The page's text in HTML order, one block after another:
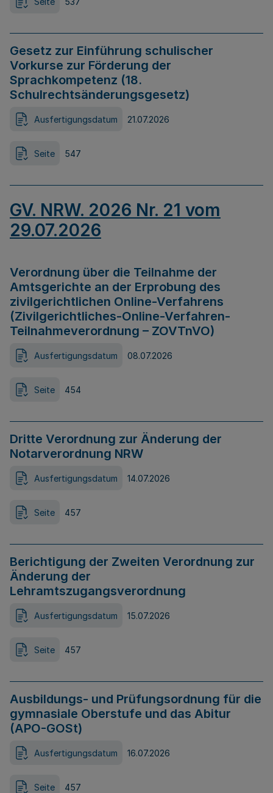
Gesetz zur Einführung schulischer
Vorkurse zur Förderung der
Sprachkompetenz (18.
Schulrechtsänderungsgesetz)
Ausfertigungsdatum 21.07.2026
Seite 547
GV. NRW. 2026 Nr. 21 vom
29.07.2026
Verordnung über die Teilnahme der
Amtsgerichte an der Erprobung des
zivilgerichtlichen Online-Verfahrens
(Zivilgerichtliches-Online-Verfahren-
Teilnahmeverordnung – ZOVTnVO)
Ausfertigungsdatum 08.07.2026
Seite 454
Dritte Verordnung zur Änderung der
Notarverordnung NRW
Ausfertigungsdatum 14.07.2026
Seite 457
Berichtigung der Zweiten Verordnung zur
Änderung der
Lehramtszugangsverordnung
Ausfertigungsdatum 15.07.2026
Seite 457
Ausbildungs- und Prüfungsordnung für die
gymnasiale Oberstufe und das Abitur
(APO-GOSt)
Ausfertigungsdatum 16.07.2026
Seite 457